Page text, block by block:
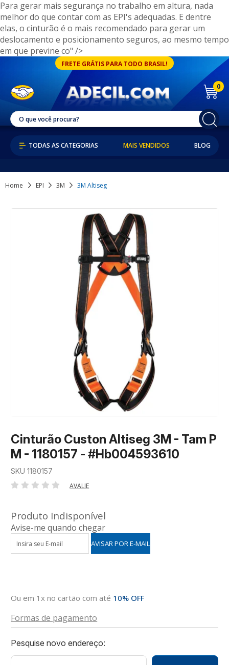
Para gerar mais segurança no trabalho em altura, nada
melhor do que contar com as EPI's adequadas. E dentre
elas, o cinturão é o mais recomendado para gerar um
deslocamento e posicionamento seguros, ao mesmo tempo
em que previne co" />
FRETE GRÁTIS PARA TODO BRASIL!
0
MAIS VENDIDOS BLOG
Home EPI 3M 3M Altiseg
Cinturão Custon Altiseg 3M - Tam P
M - 1180157 - #Hb004593610
SKU 1180157
AVALIE
Produto Indisponível
Avise-me quando chegar
Ou em 1x no cartão com até 10% OFF
Formas de pagamento